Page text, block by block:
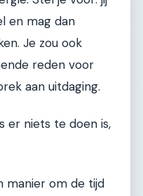
en mag dan
Je zou ook
reden voor
aan uitdaging.
er niets te doen is,
manier om de tijd